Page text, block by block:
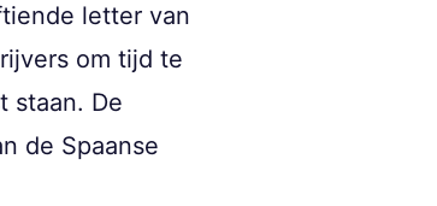
letter van
om tijd te
staan. De
de Spaanse